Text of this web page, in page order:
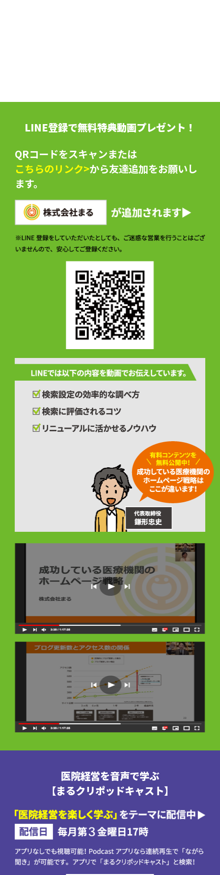
LINE登録で無料特典動画プレゼント！
QRコードをスキャンまたは
こちらのリンク>から友達追加をお願いし
ます。
医院経営を音声で学ぶ
【まるクリポッドキャスト】